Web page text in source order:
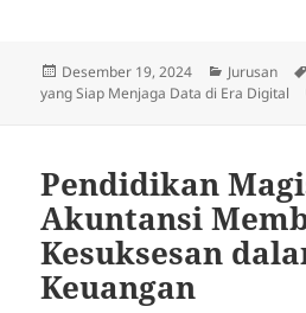
Diposkan
pada
Desember 19, 2024 Kategori
Jurusan
yang Siap Menjaga Data di Era Digital
Pendidikan
Akuntansi
Kesuksesan
Keuangan